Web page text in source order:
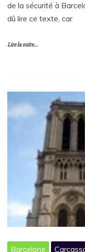
de la sécurité à
dû lire ce texte, car
Lire la suite...
Barcelone